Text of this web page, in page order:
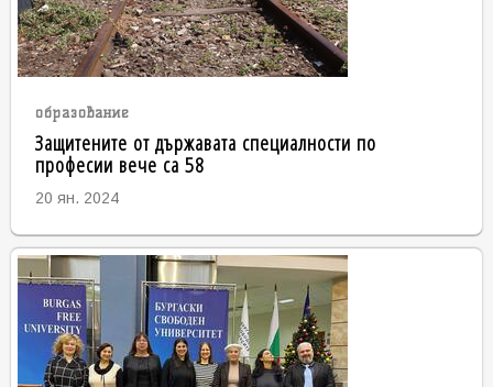
образование
Защитените от държавата специалности по
професии вече са 58
20 ян. 2024